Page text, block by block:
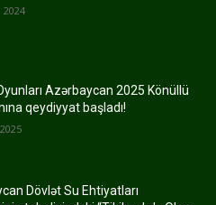
2024
Oyunları Azərbaycan 2025 Könüllü
qeydiyyat başladı!
Dövlət Su Ehtiyatları